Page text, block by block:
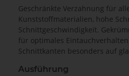
Geschränkte Verzahnung für
Kunststoffmaterialien, hohe
Schnittgeschwindigkeit.
für optimales
Schnittkanten besonders auf
Ausführung